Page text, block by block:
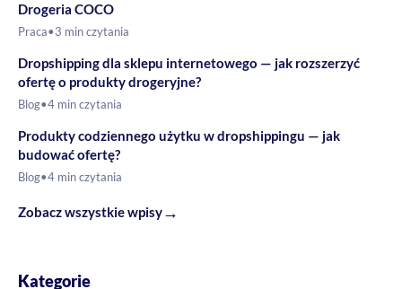
Drogeria COCO
Praca•3 min czytania
Dropshipping dla sklepu internetowego — jak rozszerzyć
ofertę o produkty drogeryjne?
Blog•4 min czytania
Produkty codziennego użytku w dropshippingu — jak
budować ofertę?
Blog•4 min czytania
Zobacz wszystkie wpisy→
Kategorie